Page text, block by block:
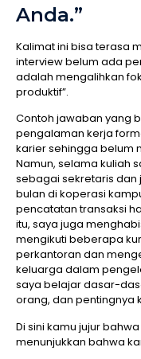
Anda.”
Kalimat ini bisa terasa
interview belum ada
adalah mengalihkan
produktif”.
Contoh jawaban yang
pengalaman kerja
karier sehingga belum
Namun, selama kuliah
sebagai sekretaris
bulan di koperasi
pencatatan transaksi
itu, saya juga
mengikuti beberapa
perkantoran dan
keluarga dalam
saya belajar dasar-
orang, dan pentingnya
Di sini kamu jujur
menunjukkan bahwa